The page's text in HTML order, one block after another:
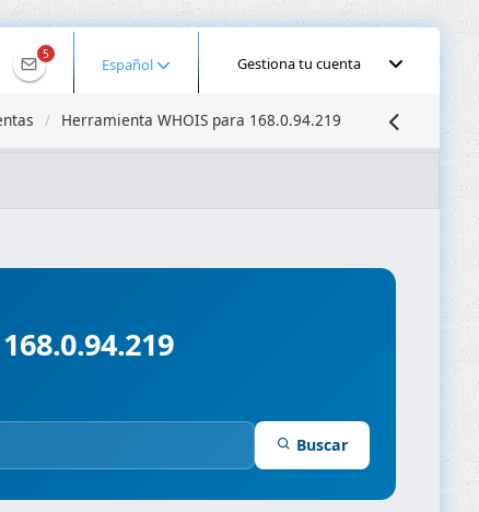
5
Español Gestiona tu cuenta
Herramienta WHOIS para 168.0.94.219
Buscar